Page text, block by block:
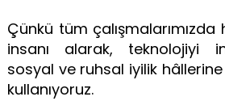
Çünkü tüm çalışmalarımızda
insanı alarak, teknolojiyi
sosyal ve ruhsal iyilik
kullanıyoruz.